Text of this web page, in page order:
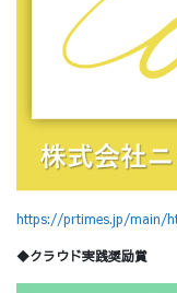
https://prtimes.jp/main/
◆クラウド実践奨励賞